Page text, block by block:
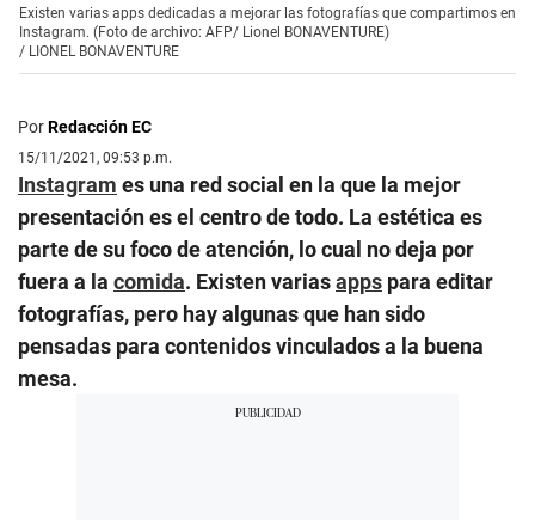
Existen varias apps dedicadas a mejorar las fotografías que compartimos en
Instagram. (Foto de archivo: AFP/ Lionel BONAVENTURE)
/ LIONEL BONAVENTURE
PorRedacción EC
15/11/2021, 09:53 p.m.
Instagram es una red social en la que la mejor
presentación es el centro de todo. La estética es
parte de su foco de atención, lo cual no deja por
fuera a la comida. Existen variasapps para editar
fotografías, pero hay algunas que han sido
pensadas para contenidos vinculados a la buena
mesa.